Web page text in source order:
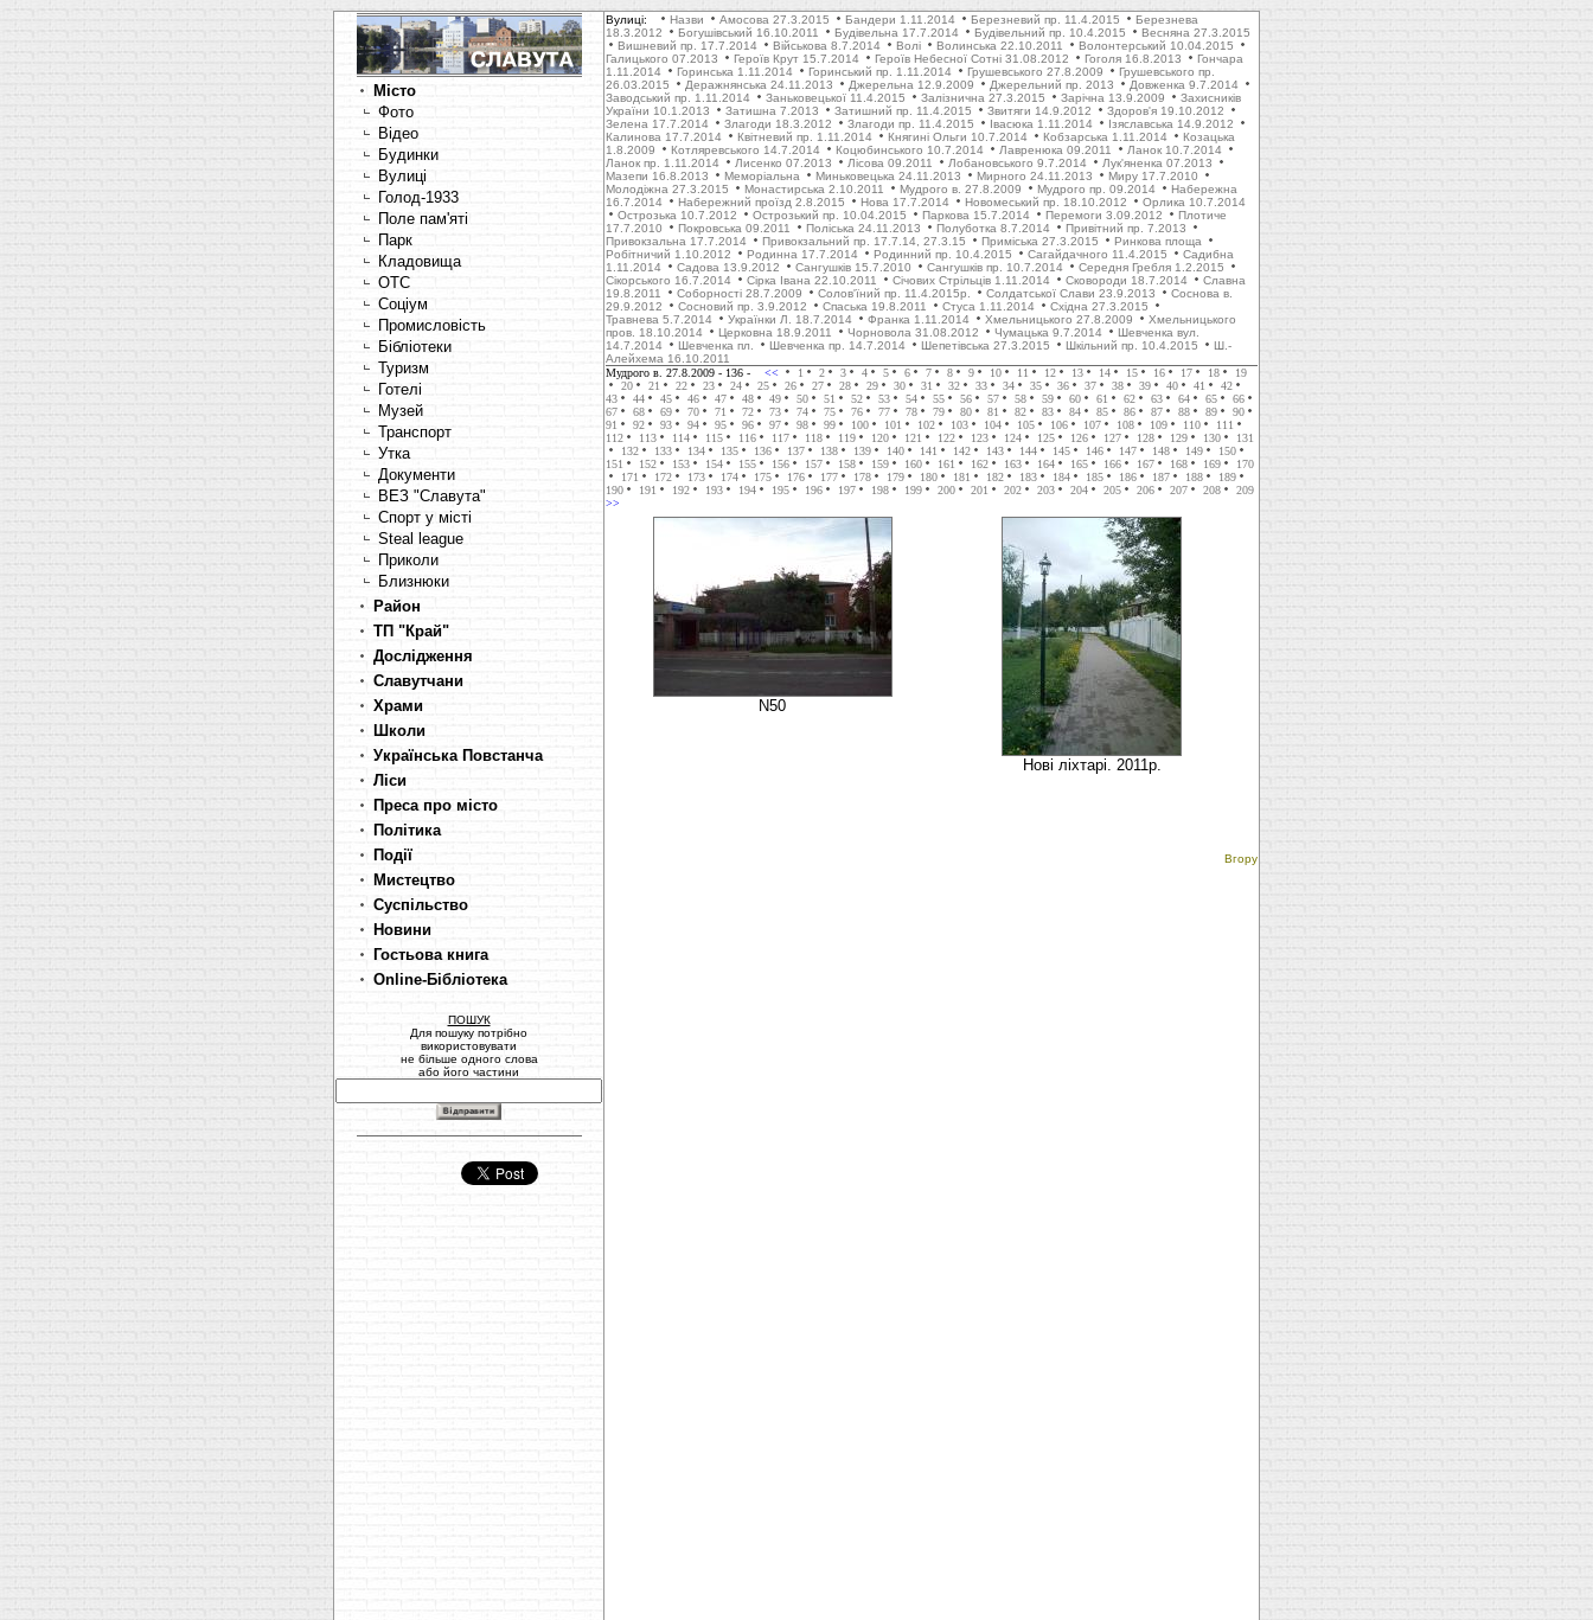
Місто
Фото
Відео
Будинки
Вулиці
Голод-1933
Поле пам'яті
Парк
Кладовища
OTC
Соціум
Промисловість
Бібліотеки
Туризм
Готелі
Музей
Транспорт
Утка
Документи
ВЕЗ "Славута"
Спорт у місті
Steal league
Приколи
Близнюки
Район
ТП "Край"
Дослідження
Славутчани
Храми
Школи
Українська Повстанча
Ліси
Преса про місто
Політика
Події
Мистецтво
Суспільство
Новини
Гостьова книга
Online-Бібліотека
ПОШУК
Для пошуку потрібно
використовувати
не більше одного слова
або його частини
Вулиці: Назви Амосова 27.3.2015 Бандери 1.11.2014 Березневий пр. 11.4.2015
Березнева
18.3.2012
Богушівський 16.10.2011 Будівельна 17.7.2014 Будівельний пр. 10.4.2015
Весняна 27.3.2015
Вишневий пр. 17.7.2014
Військова 8.7.2014 Волі Волинська 22.10.2011
Волонтерський 10.04.2015
Галицького 07.2013
Героїв Крут 15.7.2014 Героїв Небесної Сотні 31.08.2012 Гоголя 16.8.2013
Гончара
1.11.2014
Горинська 1.11.2014 Горинський пр. 1.11.2014 Грушевського 27.8.2009
Грушевського пр.
26.03.2015
Деражнянська 24.11.2013 Джерельна 12.9.2009 Джерельний пр. 2013
Довженка 9.7.2014
Заводський пр. 1.11.2014
Заньковецької 11.4.2015 Залізнична 27.3.2015 Зарічна 13.9.2009
Захисників
України 10.1.2013
Затишна 7.2013 Затишний пр. 11.4.2015 Звитяги 14.9.2012
Здоров'я 19.10.2012
Зелена 17.7.2014
Злагоди 18.3.2012 Злагоди пр. 11.4.2015 Івасюка 1.11.2014
Ізяславська 14.9.2012
Калинова 17.7.2014
Квітневий пр. 1.11.2014 Княгині Ольги 10.7.2014 Кобзарська 1.11.2014
Козацька
1.8.2009
Котляревського 14.7.2014 Коцюбинського 10.7.2014 Лавренюка 09.2011
Ланок 10.7.2014
Ланок пр. 1.11.2014
Лисенко 07.2013 Лісова 09.2011 Лобановського 9.7.2014
Лук'яненка 07.2013
Мазепи 16.8.2013
Меморіальна Миньковецька 24.11.2013 Мирного 24.11.2013
Миру 17.7.2010
Молодіжна 27.3.2015
Монастирська 2.10.2011 Мудрого в. 27.8.2009 Мудрого пр. 09.2014
Набережна
16.7.2014
Набережний проїзд 2.8.2015 Нова 17.7.2014 Новомеський пр. 18.10.2012
Орлика 10.7.2014
Острозька 10.7.2012
Острозький пр. 10.04.2015 Паркова 15.7.2014 Перемоги 3.09.2012
Плотиче
17.7.2010
Покровська 09.2011 Поліська 24.11.2013 Полуботка 8.7.2014
Привітний пр. 7.2013
Привокзальна 17.7.2014
Привокзальний пр. 17.7.14, 27.3.15 Приміська 27.3.2015
Ринкова площа
Робітничий 1.10.2012
Родинна 17.7.2014 Родинний пр. 10.4.2015 Сагайдачного 11.4.2015
Садибна
1.11.2014
Садова 13.9.2012 Сангушків 15.7.2010 Сангушків пр. 10.7.2014
Середня Гребля 1.2.2015
Сікорського 16.7.2014
Сірка Івана 22.10.2011 Січових Стрільців 1.11.2014 Сковороди 18.7.2014
Славна
19.8.2011
Соборності 28.7.2009 Солов'їний пр. 11.4.2015р. Солдатської Слави 23.9.2013
Соснова в.
29.9.2012
Cосновий пр. 3.9.2012 Cпаська 19.8.2011 Стуса 1.11.2014
Східна 27.3.2015
Травнева 5.7.2014
Українки Л. 18.7.2014 Франка 1.11.2014 Хмельницького 27.8.2009
Хмельницького
пров. 18.10.2014
Церковна 18.9.2011 Чорновола 31.08.2012 Чумацька 9.7.2014
Шевченка вул.
14.7.2014
Шевченка пл. Шевченка пр. 14.7.2014 Шепетівська 27.3.2015 Шкільний пр. 10.4.2015
Ш.-
Алейхема 16.10.2011
Мудрого в. 27.8.2009 - 136 - << 1 2 3 4 5 6 7 8 9 10 11 12 13 14 15 16 17 18
19
20
21 22 23 24 25 26 27 28 29 30 31 32 33 34 35 36 37 38 39 40 41
42
43
44 45 46 47 48 49 50 51 52 53 54 55 56 57 58 59 60 61 62 63 64 65
66
67
68 69 70 71 72 73 74 75 76 77 78 79 80 81 82 83 84 85 86 87 88 89
90
91
92 93 94 95 96 97 98 99 100 101 102 103 104 105 106 107 108 109 110
111
112
113 114 115 116 117 118 119 120 121 122 123 124 125 126 127 128 129 130
131
132
133 134 135 136 137 138 139 140 141 142 143 144 145 146 147 148 149
150
151
152 153 154 155 156 157 158 159 160 161 162 163 164 165 166 167 168 169
170
171
172 173 174 175 176 177 178 179 180 181 182 183 184 185 186 187 188
189
190
191 192 193 194 195 196 197 198 199 200 201 202 203 204 205 206 207 208
209
>>
N50
Нові ліхтарі. 2011р.
Вгору